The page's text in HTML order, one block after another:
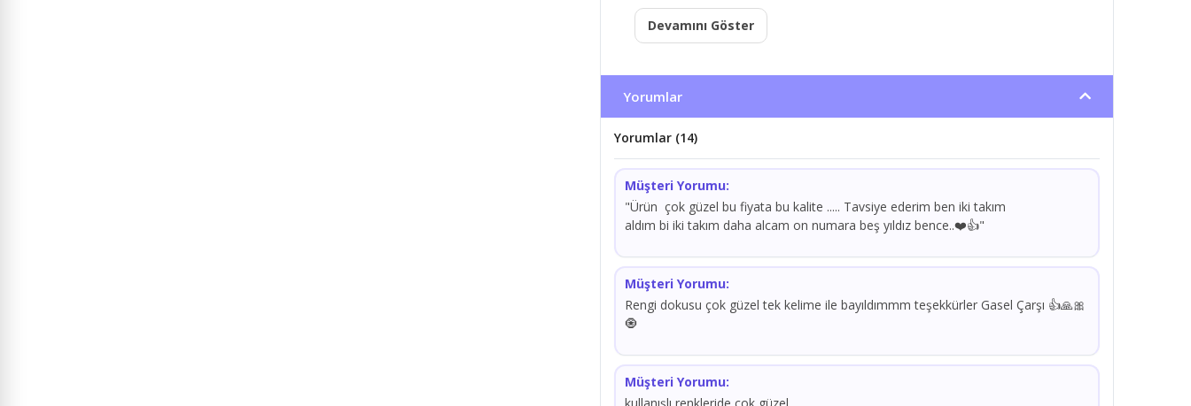
Devamını Göster
Yorumlar
Yorumlar (14)
Müşteri Yorumu:
"Ürün çok güzel bu fiyata bu kalite ..... Tavsiye ederim ben iki takım
aldım bi iki takım daha alcam on numara beş yıldız bence..❤️👍"
Müşteri Yorumu:
Rengi dokusu çok güzel tek kelime ile bayıldımmm teşekkürler Gasel Çarşı 👍🙏🎀
🧿
Müşteri Yorumu: